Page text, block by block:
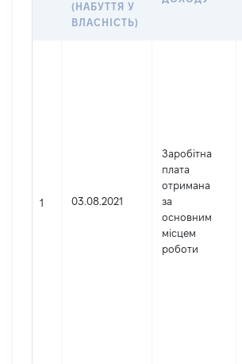
(НАБУТТЯ У
ВЛАСНІСТЬ)
1 03.08.2021
Заробітна
плата
отримана
за
основним
місцем
роботи